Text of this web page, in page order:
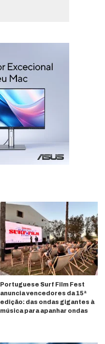
Portuguese Surf Film Fest
anuncia vencedores da 15ª
edição: das ondas gigantes à
música para apanhar ondas